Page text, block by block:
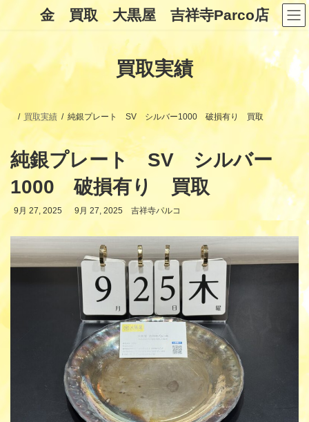
ン
キ
ッ
ー
に
移
金 買取 大黒屋 吉祥寺Parco店
買取実績
買取実績 純銀プレート SV シルバー1000 破損有り 買取
純銀プレート SV シルバー
1000 破損有り 買取
9月 27, 2025
最
日
時
9月 27, 2025 吉祥寺パルコ